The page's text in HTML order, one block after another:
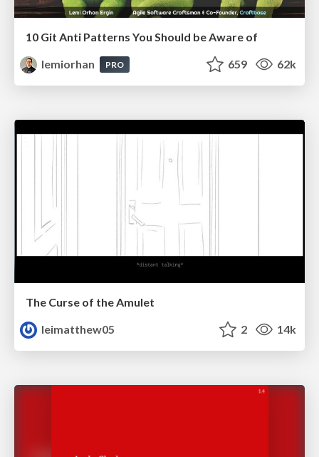
10 Git Anti Patterns You Should be Aware of
lemiorhan
PRO 659 62k
The Curse of the Amulet
leimatthew05
2 14k